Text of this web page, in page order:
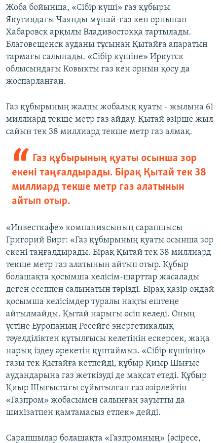
Жоба бойынша, «Сібір күші» газ құбыры
Якутиядағы Чаянды мұнай-газ кен орнынан
Хабаровск арқылы Владивостокқа тартылады.
Благовещенск ауданы тұсынан Қытайға апаратын
тармағы салынады. «Сібір күшіне» Иркутск
облысындағы Ковыкты газ кен орнын қосу да
жоспарланған.
Газ құбырының жалпы жобалық қуаты - жылына 61
миллиард текше метр газ айдау. Қытай әзірше жыл
сайын тек 38 миллиард текше метр газ алмақ.
Газ құбырының қуаты осынша зор
екені таңғалдырады. Бірақ Қытай тек 38
миллиард текше метр газ алатынын
айтып отыр.
«Инвесткафе» компаниясының сарапшысы
Григорий Бирг: «Газ құбырының қуаты осынша зор
екені таңғалдырады. Бірақ Қытай тек 38 миллиард
текше метр газ алатынын айтып отыр. Құбыр
болашақта қосымша келісім-шарттар жасалады
деген есеппен салынатын тәрізді. Бірақ қазір ондай
қосымша келісімдер туралы нақты ештеңе
айтылмайды. Қытай нарығы өсіп келеді. Оның
үстіне Еуропаның Ресейге энергетикалық
тәуелділіктен құтылғысы келетінін ескерсек, жаңа
нарық іздеу әрекетін құптаймыз. «Сібір күшінің»
газы тек Қытайға кетпейді, құбыр Қиыр Шығыс
аудандарына газ жеткізуді де мақсат етеді. Құбыр
Қиыр Шығыстағы сұйытылған газ әзірлейтін
«Газпром» жобасымен салынған зауытты да
шикізатпен қамтамасыз етпек» дейді.
Сарапшылар болашақта «Газпромның» (әсіресе,